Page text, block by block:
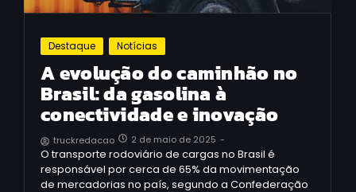
Destaque Notícias
A evolução do caminhão no
Brasil: da gasolina à
conectividade e inovação
truckredacao 2 de maio de 2025 -
O transporte rodoviário de cargas no Brasil é
responsável por cerca de 65% da movimentação
de mercadorias no país, segundo a Confederação